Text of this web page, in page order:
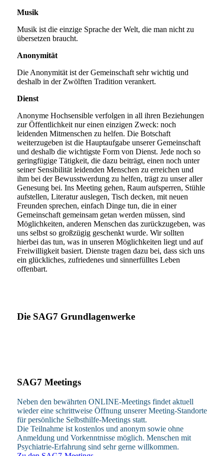
Musik
Musik ist die einzige Sprache der Welt, die man nicht zu
übersetzen braucht.
Anonymität
Die Anonymität ist der Gemeinschaft sehr wichtig und
deshalb in der Zwölften Tradition verankert.
Dienst
Anonyme Hochsensible verfolgen in all ihren Beziehungen
zur Öffentlichkeit nur einen einzigen Zweck: noch
leidenden Mitmenschen zu helfen. Die Botschaft
weiterzugeben ist die Hauptaufgabe unserer Gemeinschaft
und deshalb die wichtigste Form von Dienst. Jede noch so
geringfügige Tätigkeit, die dazu beiträgt, einen noch unter
seiner Sensibilität leidenden Menschen zu erreichen und
ihm bei der Bewusstwerdung zu helfen, trägt zu unser aller
Genesung bei. Ins Meeting gehen, Raum aufsperren, Stühle
aufstellen, Literatur auslegen, Tisch decken, mit neuen
Freunden sprechen, einfach Dinge tun, die in einer
Gemeinschaft gemeinsam getan werden müssen, sind
Möglichkeiten, anderen Menschen das zurückzugeben, was
uns selbst so großzügig geschenkt wurde. Wir sollten
hierbei das tun, was in unseren Möglichkeiten liegt und auf
Freiwilligkeit basiert. Dienste tragen dazu bei, dass sich uns
ein glückliches, zufriedenes und sinnerfülltes Leben
offenbart.
Die SAG7 Grundlagenwerke
SAG7 Meetings
Neben den bewährten ONLINE-Meetings findet aktuell
wieder eine schrittweise Öffnung unserer Meeting-Standorte
für persönliche Selbsthilfe-Meetings statt.
Die Teilnahme ist kostenlos und anonym sowie ohne
Anmeldung und Vorkenntnisse möglich. Menschen mit
Psychiatrie-Erfahrung sind sehr gerne willkommen.